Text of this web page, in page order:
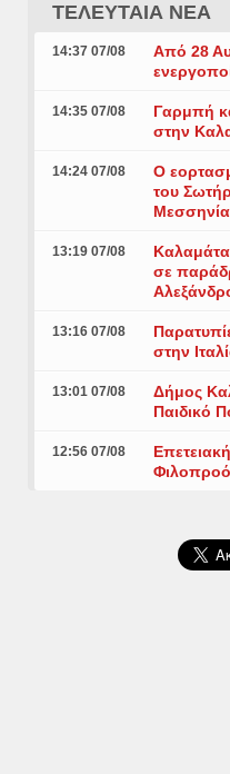
ΤΕΛΕΥΤΑΙΑ ΝΕΑ
14:37 07/08
Από 28
14:35 07/08
Γαρμπή
στην
14:24 07/08
Ο
του
13:19 07/08
σε
13:16 07/08
στην
13:01 07/08
Δήμος
Παιδικό
12:56 07/08